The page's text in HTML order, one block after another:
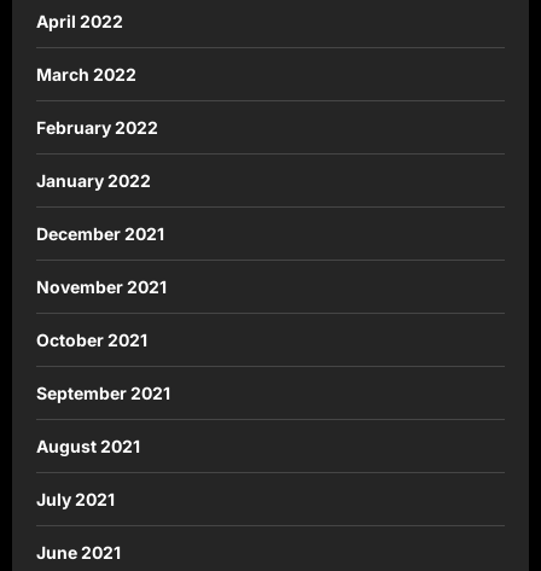
April 2022
March 2022
February 2022
January 2022
December 2021
November 2021
October 2021
September 2021
August 2021
July 2021
June 2021